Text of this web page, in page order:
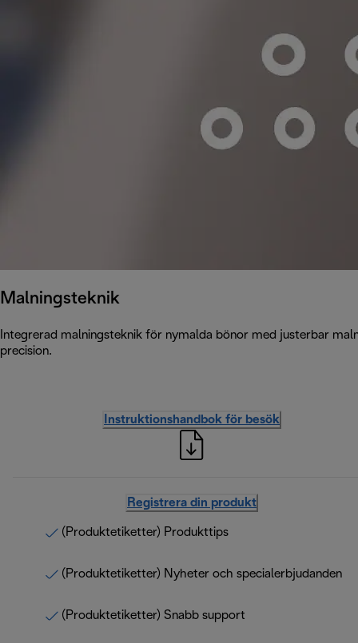
Malningsteknik
Integrerad malningsteknik för nymalda bönor med justerbar
precision.
Instruktionshandbok för besök
Registrera din produkt
(Produktetiketter) Produkttips
(Produktetiketter) Nyheter och specialerbjudanden
(Produktetiketter) Snabb support